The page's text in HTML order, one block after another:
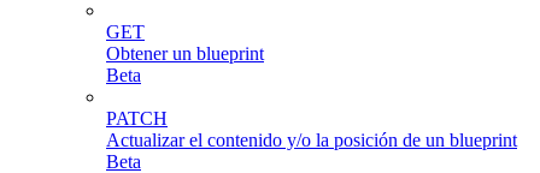
GET
Obtener un blueprint
Beta
PATCH
Actualizar el contenido y/o la posición de un blueprint
Beta